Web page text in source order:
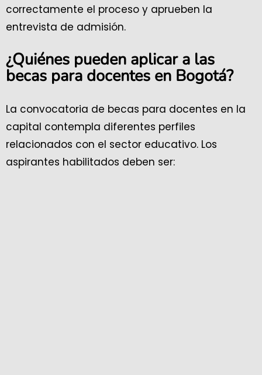
correctamente el proceso y aprueben la
entrevista de admisión.
¿Quiénes pueden aplicar a las
becas para docentes en Bogotá?
La convocatoria de becas para docentes en la
capital contempla diferentes perfiles
relacionados con el sector educativo. Los
aspirantes habilitados deben ser: